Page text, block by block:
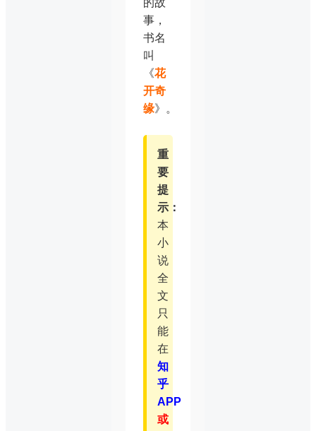
的故
事，
书名
叫
《花
开奇
缘》。
重
要
提
示：
本
小
说
全
文
只
能
在
知
乎
APP
或